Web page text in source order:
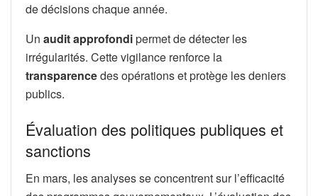
de décisions chaque année.
Un audit approfondipermet de détecter les
irrégularités. Cette vigilance renforce la
transparencedes opérations et protège les deniers
publics.
Évaluation des politiques publiques et
sanctions
En mars, les analyses se concentrent sur l’efficacité